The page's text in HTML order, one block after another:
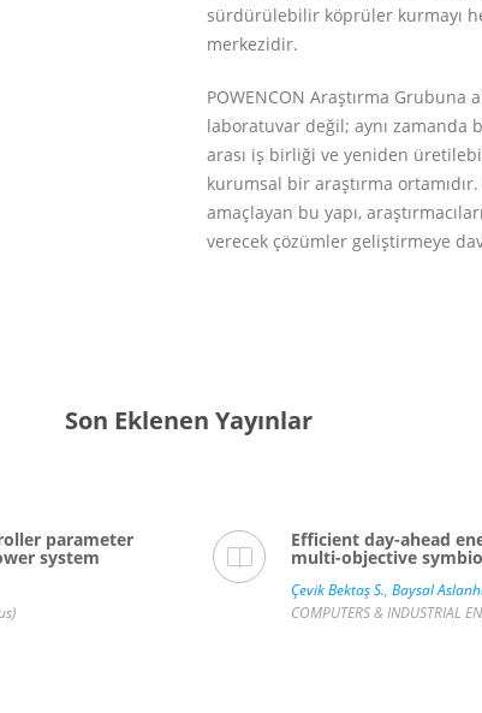
sürdürülebilir köprüler kurmayı
merkezidir.
POWENCON Araştırma
laboratuvar değil; aynı
arası iş birliği ve yeniden
kurumsal bir araştırma
amaçlayan bu yapı,
verecek çözümler geliştirmeye
Son Eklenen Yayınlar
parameter
system
Efficient day-ahead
multi-objective
Çevik Bektaş S., Baysal
COMPUTERS & INDUSTRIAL